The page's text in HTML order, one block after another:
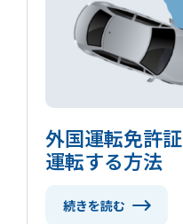
外国運転免許
運転する方法
続きを読む